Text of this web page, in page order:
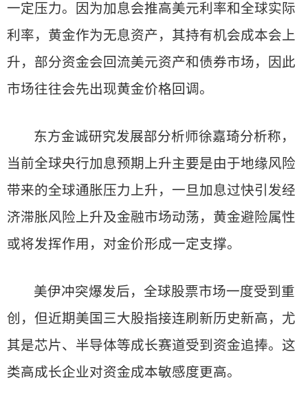
一定压力。因为加息会推高美元利率和全球实际
利率，黄金作为无息资产，其持有机会成本会上
升，部分资金会回流美元资产和债券市场，因此
市场往往会先出现黄金价格回调。
东方金诚研究发展部分析师徐嘉琦分析称，
当前全球央行加息预期上升主要是由于地缘风险
带来的全球通胀压力上升，一旦加息过快引发经
济滞胀风险上升及金融市场动荡，黄金避险属性
或将发挥作用，对金价形成一定支撑。
美伊冲突爆发后，全球股票市场一度受到重
创，但近期美国三大股指接连刷新历史新高，尤
其是芯片、半导体等成长赛道受到资金追捧。这
类高成长企业对资金成本敏感度更高。